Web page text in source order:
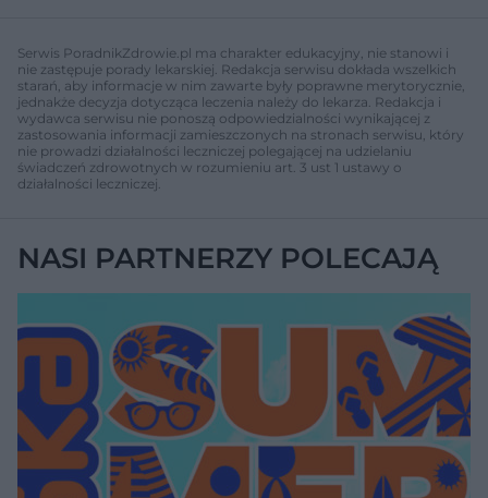
Serwis PoradnikZdrowie.pl ma charakter edukacyjny, nie stanowi i
nie zastępuje porady lekarskiej. Redakcja serwisu dokłada wszelkich
starań, aby informacje w nim zawarte były poprawne merytorycznie,
jednakże decyzja dotycząca leczenia należy do lekarza. Redakcja i
wydawca serwisu nie ponoszą odpowiedzialności wynikającej z
zastosowania informacji zamieszczonych na stronach serwisu, który
nie prowadzi działalności leczniczej polegającej na udzielaniu
świadczeń zdrowotnych w rozumieniu art. 3 ust 1 ustawy o
działalności leczniczej.
NASI PARTNERZY POLECAJĄ